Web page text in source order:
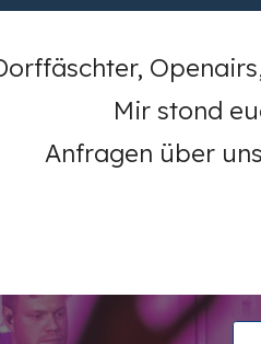
Mir stond
Anfragen über